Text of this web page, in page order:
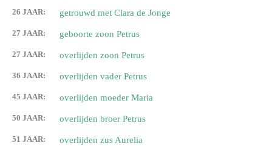
26 JAAR: getrouwd met Clara de Jonge
27 JAAR: geboorte zoon Petrus
27 JAAR: overlijden zoon Petrus
36 JAAR: overlijden vader Petrus
45 JAAR: overlijden moeder Maria
50 JAAR: overlijden broer Petrus
51 JAAR: overlijden zus Aurelia